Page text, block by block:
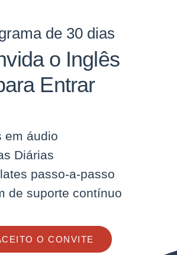
de 30 dias
o Inglês
Entrar
em áudio
Diárias
passo-a-passo
de suporte contínuo
O CONVITE